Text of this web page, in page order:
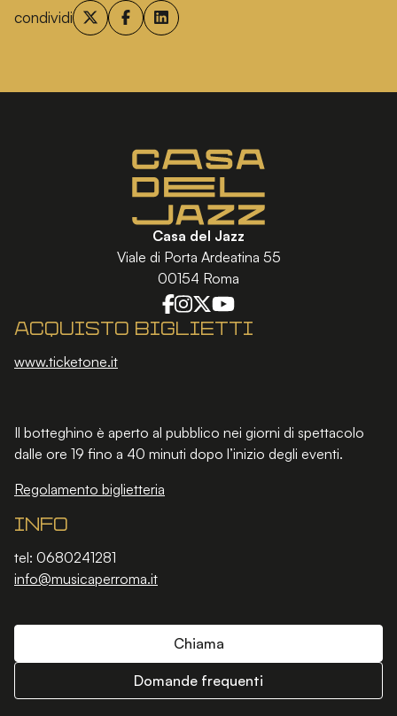
condividi
Acquisto biglietti
www.ticketone.it
Il botteghino è aperto al pubblico nei giorni di spettacolo
dalle ore 19 fino a 40 minuti dopo l’inizio degli eventi.
Regolamento biglietteria
Casa del Jazz
Viale di Porta Ardeatina 55
00154 Roma
Info
tel: 0680241281
info@musicaperroma.it
Chiama
Domande frequenti